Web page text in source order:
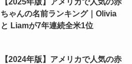
【2025年版】アメリカで人気の赤
ちゃんの名前ランキング｜Olivia
と Liamが7年連続全米1位
【2024年版】アメリカで人気の赤